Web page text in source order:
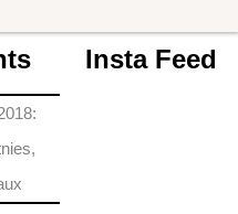
Insta Feed